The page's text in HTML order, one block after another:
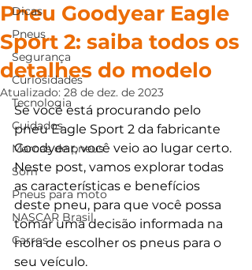
Dicas
Pneus
Segurança
Curiosidades
Tecnologia
Cuidados
Marcas de pneus
Som
Pneus para moto
NASCAR Brasil
Carros
Pneu Goodyear Eagle
Sport 2: saiba todos os
detalhes do modelo
Atualizado: 28 de dez. de 2023
Se você está procurando pelo
pneu Eagle Sport 2 da fabricante
Goodyear, você veio ao lugar certo.
Neste post, vamos explorar todas
as características e benefícios
deste pneu, para que você possa
tomar uma decisão informada na
hora de escolher os pneus para o
seu veículo.